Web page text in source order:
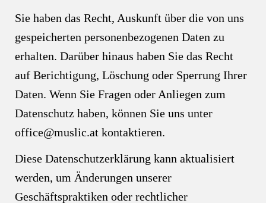
Sie haben das Recht, Auskunft über die von uns
gespeicherten personenbezogenen Daten zu
erhalten. Darüber hinaus haben Sie das Recht
auf Berichtigung, Löschung oder Sperrung Ihrer
Daten. Wenn Sie Fragen oder Anliegen zum
Datenschutz haben, können Sie uns unter
office@muslic.at kontaktieren.
Diese Datenschutzerklärung kann aktualisiert
werden, um Änderungen unserer
Geschäftspraktiken oder rechtlicher